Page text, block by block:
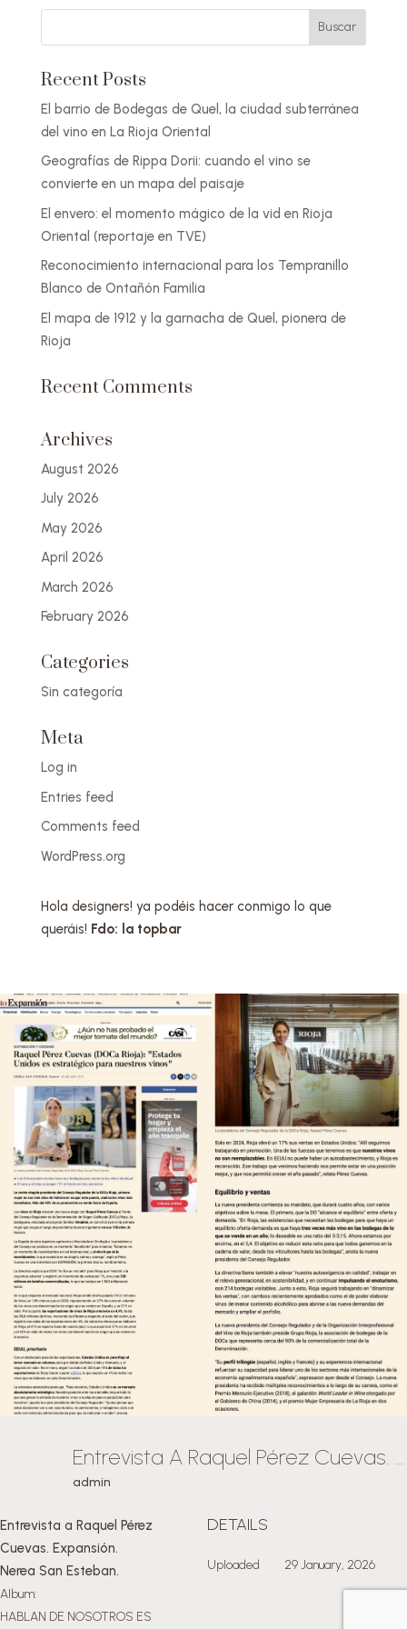
Recent Posts
El barrio de Bodegas de Quel, la ciudad subterránea
del vino en La Rioja Oriental
Geografías de Rippa Dorii: cuando el vino se
convierte en un mapa del paisaje
El envero: el momento mágico de la vid en Rioja
Oriental (reportaje en TVE)
Reconocimiento internacional para los Tempranillo
Blanco de Ontañón Familia
El mapa de 1912 y la garnacha de Quel, pionera de
Rioja
Recent Comments
Archives
August 2026
July 2026
May 2026
April 2026
March 2026
February 2026
Categories
Sin categoría
Meta
Log in
Entries feed
Comments feed
WordPress.org
Hola designers! ya podéis hacer conmigo lo que
queráis! Fdo: la topbar
admin
Entrevista a Raquel Pérez
Cuevas. Expansión.
Nerea San Esteban.
Album:
HABLAN DE NOSOTROS ES
DETAILS
Uploaded 29 January, 2026